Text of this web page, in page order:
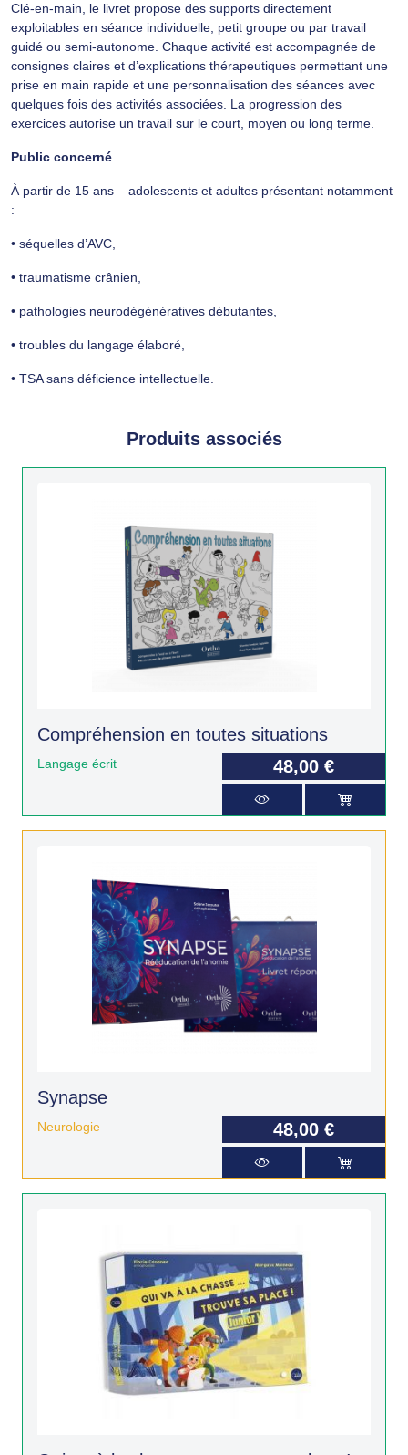
Clé-en-main, le livret propose des supports directement
exploitables en séance individuelle, petit groupe ou par travail
guidé ou semi-autonome. Chaque activité est accompagnée de
consignes claires et d’explications thérapeutiques permettant une
prise en main rapide et une personnalisation des séances avec
quelques fois des activités associées. La progression des
exercices autorise un travail sur le court, moyen ou long terme.
Public concerné
À partir de 15 ans – adolescents et adultes présentant notamment
:
• séquelles d’AVC,
• traumatisme crânien,
• pathologies neurodégénératives débutantes,
• troubles du langage élaboré,
• TSA sans déficience intellectuelle.
Produits associés
Compréhension en toutes situations
Langage écrit 48,00 €
Synapse
Neurologie 48,00 €